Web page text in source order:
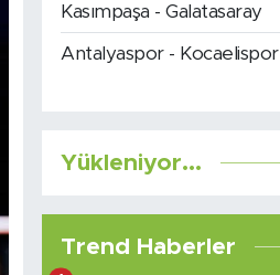
Kasımpaşa - Galatasaray
Antalyaspor - Kocaelispor
Yükleniyor...
Trend Haberler